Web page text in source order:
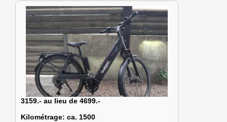
3159.- au lieu de 4699.-
Kilométrage: ca. 1500